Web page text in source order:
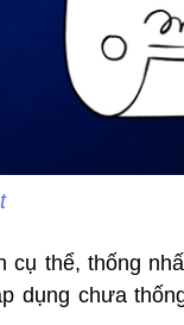
cụ thể, thống
dụng chưa